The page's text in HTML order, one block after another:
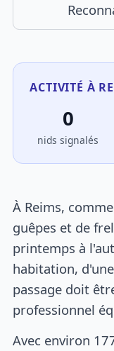
ACTIVITÉ À
0
nids signalés
À Reims,
guêpes et de
printemps à
habitation,
passage doit
professionnel
Avec environ